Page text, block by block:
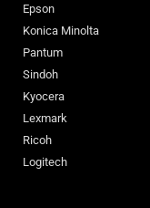
Epson
Konica Minolta
Pantum
Sindoh
Kyocera
Lexmark
Ricoh
Logitech